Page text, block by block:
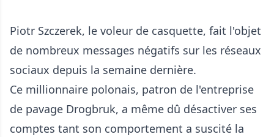
Piotr Szczerek, le voleur de casquette, fait l'objet
de nombreux messages négatifs sur les réseaux
sociaux depuis la semaine dernière.
Ce millionnaire polonais, patron de l'entreprise
de pavage Drogbruk, a même dû désactiver ses
comptes tant son comportement a suscité la